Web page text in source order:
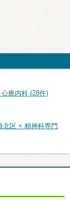
療内科 (28件)
北区 × 精神科専門